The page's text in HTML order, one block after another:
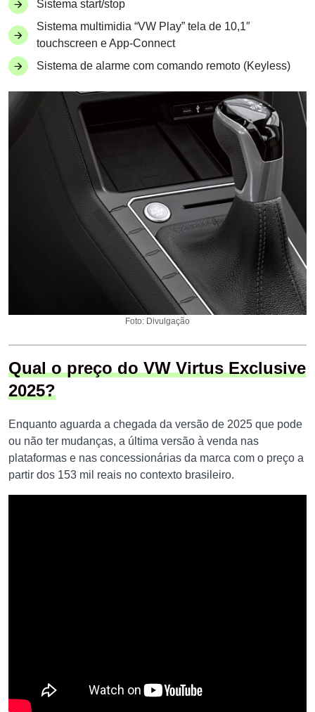
Sistema start/stop
Sistema multimidia “VW Play” tela de 10,1″
touchscreen e App-Connect
Sistema de alarme com comando remoto (Keyless)
Foto: Divulgação
Qual o preço do VW Virtus Exclusive
2025?
Enquanto aguarda a chegada da versão de 2025 que pode
ou não ter mudanças, a última versão à venda nas
plataformas e nas concessionárias da marca com o preço a
partir dos 153 mil reais no contexto brasileiro.